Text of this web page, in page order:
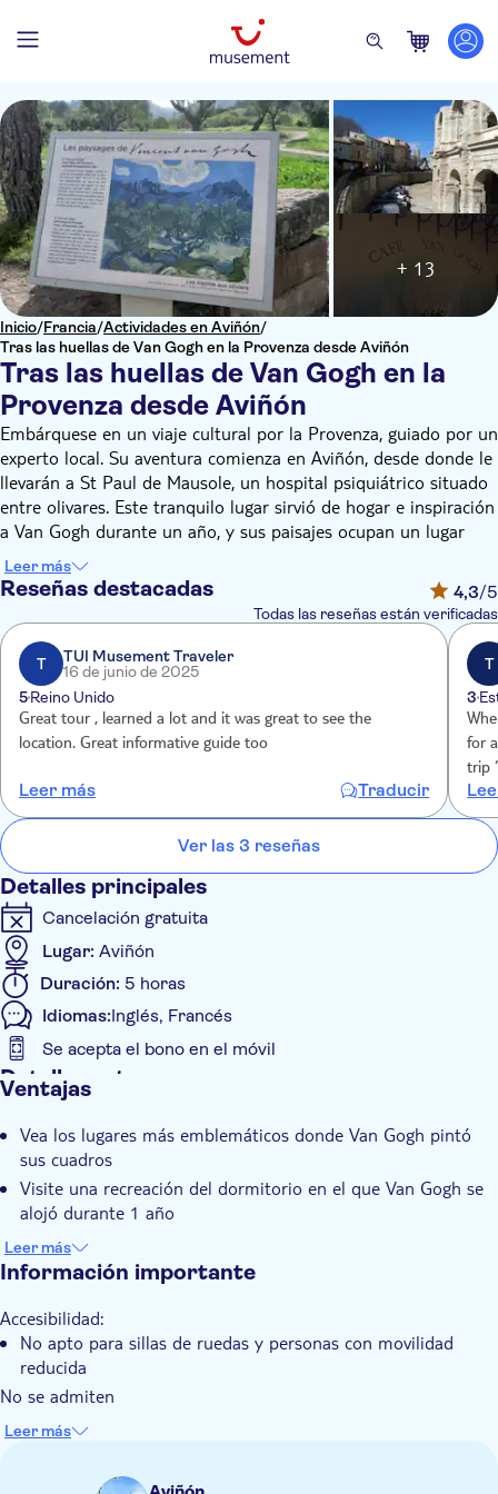
Inicio/Francia/Actividades en Aviñón/
Tras las huellas de Van Gogh en la Provenza desde Aviñón
Tras las huellas de Van Gogh en la
Provenza desde Aviñón
+ 13
Embárquese en un viaje cultural por la Provenza, guiado por un
experto local. Su aventura comienza en Aviñón, desde donde le
llevarán a St Paul de Mausole, un hospital psiquiátrico situado
entre olivares. Este tranquilo lugar sirvió de hogar e inspiración
a Van Gogh durante un año, y sus paisajes ocupan un lugar
destacado en su obra. Asegúrese de capturar estas escenas
intemporales con su cámara.
A continuación, la excursión le llevará a la ciudad de Arles. Aquí
paseará por sus encantadoras calles, siguiendo los pasos de
Van Gogh. El guía señalará numerosos lugares que inspiraron
algunos de sus cuadros más emblemáticos, como La Maison
Jaune, Le Café la Nuit y Le Jardin de l'Hôtel Dieu.
Curiosamente, fue durante su estancia en la Provenza cuando
Van Gogh se mostró más prolífico.
añadido de asistir los sábados a un mercado tradicional
provenzal en Arlés.
Leer más
Reseñas destacadas 4,3/5
Todas las reseñas están verificadas
T
TUI Musement Traveler
16 de junio de 2025
5Reino Unido
Great tour , learned a lot and it was great to see the
location. Great informative guide too
Leer más Traducir
T
3
for
trip
prior We were told “ no refund” but
Ver las 3 reseñas
Detalles principales
Cancelación gratuita
Lugar: Aviñón
Duración: 5 horas
Idiomas:Inglés, Francés
Se acepta el bono en el móvil
Detalles extra
Ventajas
Vea los lugares más emblemáticos donde Van Gogh pintó
sus cuadros
Visite una recreación del dormitorio en el que Van Gogh se
alojó durante 1 año
Disfrute del patrimonio romano en Arlés
Leer más
Información importante
Accesibilidad:
No apto para sillas de ruedas y personas con movilidad
reducida
No se admiten
Niños menores de 4 años
El precio incluye una entrada para visitar St. Paul de
Leer más